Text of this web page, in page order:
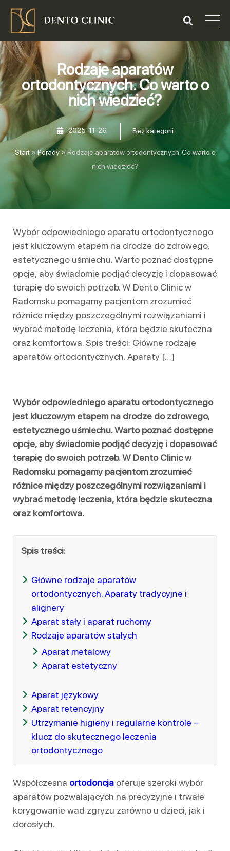
Rodzaje aparatów
ortodontycznych. Co warto o
nich wiedzieć?
2025-11-26 Bez kategorii
Start» Porady» Rodzaje aparatów ortodontycznych. Co warto o
nich wiedzieć?
Wybór odpowiedniego aparatu ortodontycznego
jest kluczowym etapem na drodze do zdrowego,
estetycznego uśmiechu. Warto poznać dostępne
opcje, aby świadomie podjąć decyzję i dopasować
terapię do swoich potrzeb. W Dento Clinic w
Radomsku pomagamy pacjentom zrozumieć
różnice między poszczególnymi rozwiązaniami i
wybrać metodę leczenia, która będzie skuteczna
oraz komfortowa. Spis treści: Główne rodzaje
aparatów ortodontycznych. Aparaty […]
Wybór odpowiedniego aparatu ortodontycznego
jest kluczowym etapem na drodze do zdrowego,
estetycznego uśmiechu. Warto poznać dostępne
opcje, aby świadomie podjąć decyzję i dopasować
terapię do swoich potrzeb. W Dento Clinic w
Radomsku pomagamy pacjentom zrozumieć
różnice między poszczególnymi rozwiązaniami i
wybrać metodę leczenia, która będzie skuteczna
oraz komfortowa.
Spis treści:
Główne rodzaje aparatów
ortodontycznych. Aparaty tradycyjne i
alignery
Aparat stały i aparat ruchomy
Rodzaje aparatów stałych
Aparat metalowy
Aparat estetyczny
Aparat językowy
Aparat retencyjny
Utrzymanie higieny i regularne kontrole –
klucz do skutecznego leczenia
ortodontycznego
Współczesna ortodoncja oferuje szeroki wybór
aparatów pozwalających na precyzyjne i trwałe
korygowanie wad zgryzu zarówno u dzieci, jak i
dorosłych.